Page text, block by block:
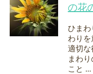
の花
ひまわ
わりを
適切な
まわ
こと ...